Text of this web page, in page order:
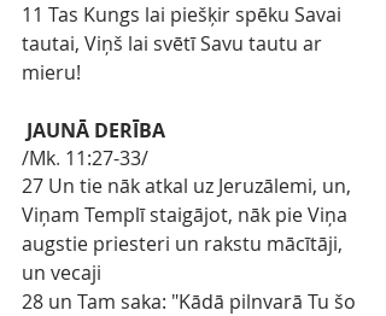
11 Tas Kungs lai piešķir spēku Savai
tautai, Viņš lai svētī Savu tautu ar
mieru!
JAUNĀ DERĪBA
/Mk. 11:27-33/
27 Un tie nāk atkal uz Jeruzālemi, un,
Viņam Templī staigājot, nāk pie Viņa
augstie priesteri un rakstu mācītāji,
un vecaji
28 un Tam saka: "Kādā pilnvarā Tu šo